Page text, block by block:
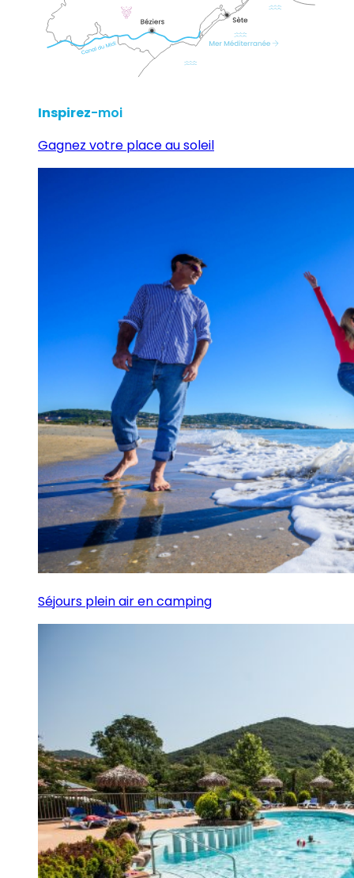
Inspirez-moi
Gagnez votre place au soleil
Séjours plein air en camping